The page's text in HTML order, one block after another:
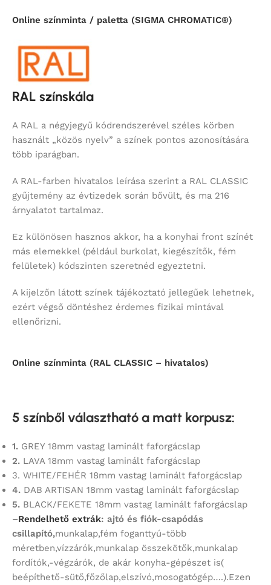
Online színminta / paletta (SIGMA CHROMATIC®)
RAL színskála
A RAL a négyjegyű kódrendszerével széles körben
használt „közös nyelv” a színek pontos azonosítására
több iparágban.
A RAL-farben hivatalos leírása szerint a RAL CLASSIC
gyűjtemény az évtizedek során bővült, és ma 216
árnyalatot tartalmaz.
Ez különösen hasznos akkor, ha a konyhai front színét
más elemekkel (például burkolat, kiegészítők, fém
felületek) kódszinten szeretnéd egyeztetni.
A kijelzőn látott színek tájékoztató jellegűek lehetnek,
ezért végső döntéshez érdemes fizikai mintával
ellenőrizni.
Online színminta (RAL CLASSIC – hivatalos)
5 színből választható a matt korpusz:
1. GREY 18mm vastag laminált faforgácslap
2. LAVA 18mm vastag laminált faforgácslap
3. WHITE/FEHÉR 18mm vastag laminált faforgácslap
4. DAB ARTISAN 18mm vastag laminált faforgácslap
5. BLACK/FEKETE 18mm vastag laminált faforgácslap
–Rendelhető extrák: ajtó és fiók-csapódás
csillapító,munkalap,fém foganttyú-több
méretben,vízzárók,munkalap összekötők,munkalap
fordítók,-végzárók, de akár konyha-gépészet is(
beépíthető-sütő,főzőlap,elszívó,mosogatógép….).Ezen